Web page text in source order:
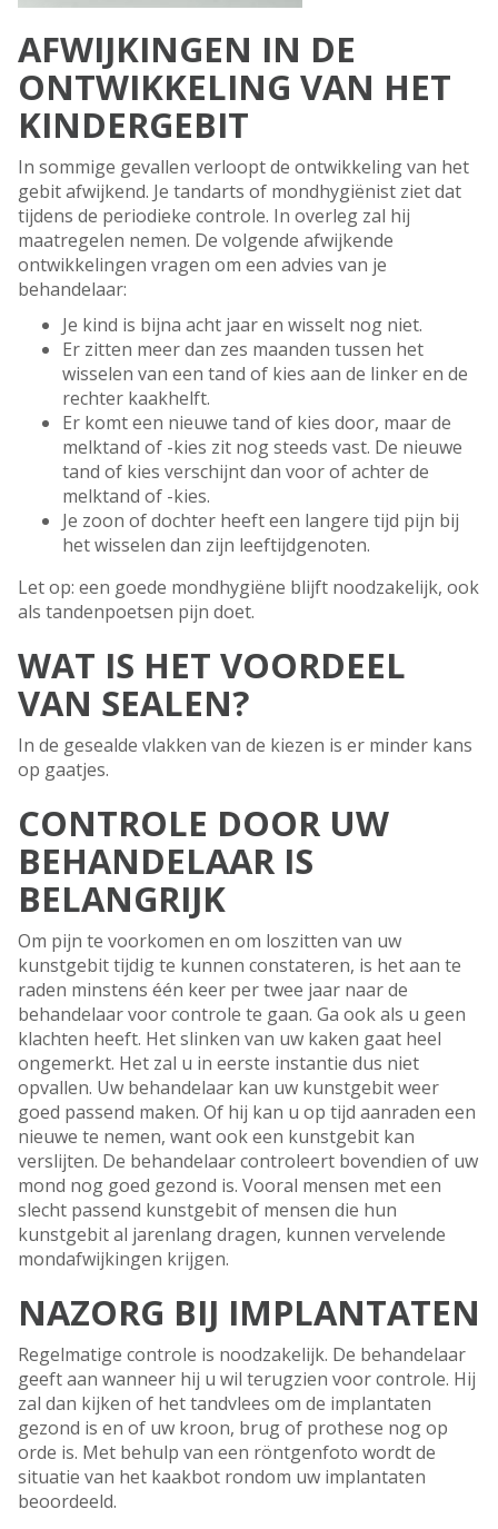
AFWIJKINGEN IN DE
ONTWIKKELING VAN HET
KINDERGEBIT
In sommige gevallen verloopt de ontwikkeling van het
gebit afwijkend. Je tandarts of mondhygiënist ziet dat
tijdens de periodieke controle. In overleg zal hij
maatregelen nemen. De volgende afwijkende
ontwikkelingen vragen om een advies van je
behandelaar:
Je kind is bijna acht jaar en wisselt nog niet.
Er zitten meer dan zes maanden tussen het
wisselen van een tand of kies aan de linker en de
rechter kaakhelft.
Er komt een nieuwe tand of kies door, maar de
melktand of -kies zit nog steeds vast. De nieuwe
tand of kies verschijnt dan voor of achter de
melktand of -kies.
Je zoon of dochter heeft een langere tijd pijn bij
het wisselen dan zijn leeftijdgenoten.
Let op: een goede mondhygiëne blijft noodzakelijk, ook
als tandenpoetsen pijn doet.
WAT IS HET VOORDEEL
VAN SEALEN?
In de gesealde vlakken van de kiezen is er minder kans
op gaatjes.
CONTROLE DOOR UW
BEHANDELAAR IS
BELANGRIJK
Om pijn te voorkomen en om loszitten van uw
kunstgebit tijdig te kunnen constateren, is het aan te
raden minstens één keer per twee jaar naar de
behandelaar voor controle te gaan. Ga ook als u geen
klachten heeft. Het slinken van uw kaken gaat heel
ongemerkt. Het zal u in eerste instantie dus niet
opvallen. Uw behandelaar kan uw kunstgebit weer
goed passend maken. Of hij kan u op tijd aanraden een
nieuwe te nemen, want ook een kunstgebit kan
verslijten. De behandelaar controleert bovendien of uw
mond nog goed gezond is. Vooral mensen met een
slecht passend kunstgebit of mensen die hun
kunstgebit al jarenlang dragen, kunnen vervelende
mondafwijkingen krijgen.
NAZORG BIJ IMPLANTATEN
Regelmatige controle is noodzakelijk. De behandelaar
geeft aan wanneer hij u wil terugzien voor controle. Hij
zal dan kijken of het tandvlees om de implantaten
gezond is en of uw kroon, brug of prothese nog op
orde is. Met behulp van een röntgenfoto wordt de
situatie van het kaakbot rondom uw implantaten
beoordeeld.